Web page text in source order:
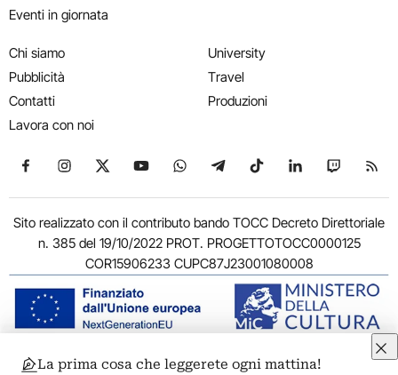
Eventi in giornata
Chi siamo
Pubblicità
Contatti
Lavora con noi
University
Travel
Produzioni
Seguici su Facebook
Seguici su Instagram
Seguici su X
Seguici su YouTube
Seguici su WhatsApp
Seguici su Telegram
Seguici su TikTok
Seguici su
Seguici
Sito realizzato con il contributo bando TOCC Decreto Direttoriale
n. 385 del 19/10/2022 PROT. PROGETTOTOCC0000125
COR15906233 CUPC87J23001080008
© 2011-2026 ARTRIBUNE srl – Corso Vittorio Emanuele II, 287 –
La prima cosa che leggerete ogni mattina!